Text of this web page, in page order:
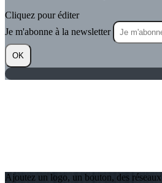
Cliquez pour éditer
Je m'abonne à la newsletter
OK
Ajoutez un logo, un bouton, des